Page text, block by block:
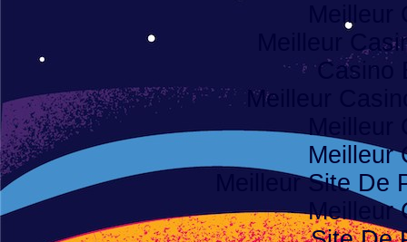
Meilleur
Casino
Meilleur
Meilleur
Meilleur
Meilleur Site
Meilleur